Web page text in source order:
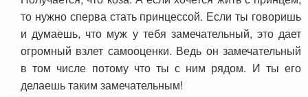
то нужно сперва стать принцессой. Если ты говоришь
и думаешь, что муж у тебя замечательный, это дает
огромный взлет самооценки. Ведь он замечательный
в том числе потому что ты с ним рядом. И ты его
делаешь таким замечательным!